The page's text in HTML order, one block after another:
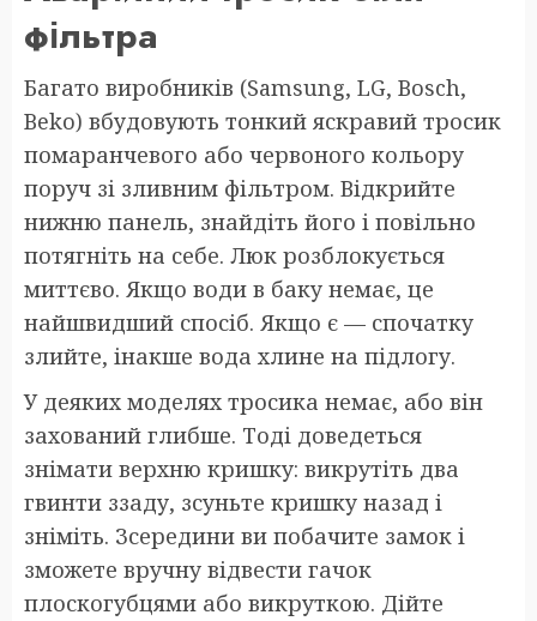
фільтра
Багато виробників (Samsung, LG, Bosch,
Beko) вбудовують тонкий яскравий тросик
помаранчевого або червоного кольору
поруч зі зливним фільтром. Відкрийте
нижню панель, знайдіть його і повільно
потягніть на себе. Люк розблокується
миттєво. Якщо води в баку немає, це
найшвидший спосіб. Якщо є — спочатку
злийте, інакше вода хлине на підлогу.
У деяких моделях тросика немає, або він
захований глибше. Тоді доведеться
знімати верхню кришку: викрутіть два
гвинти ззаду, зсуньте кришку назад і
зніміть. Зсередини ви побачите замок і
зможете вручну відвести гачок
плоскогубцями або викруткою. Дійте